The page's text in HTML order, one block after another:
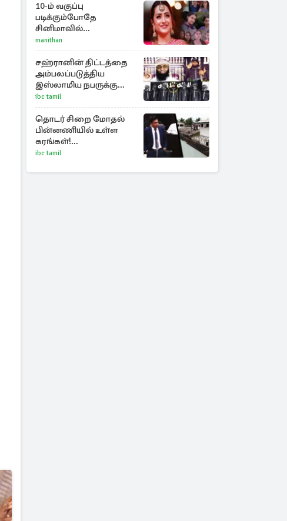
10-ம் வகுப்பு
படிக்கும்போதே
சினிமாவில்
அறிமுகமான த்ரிஷா!
உண்மையை பகிர்ந்த
இயக்குநர் பிரவீன் காந்தி
manithan
சஹ்ரானின் திட்டத்தை
அம்பலப்படுத்திய
இஸ்லாமிய நபருக்கு
நேர்ந்த கதி
ibc tamil
தொடர் சிறை மோதல்
பின்னணியில் உள்ள
கரங்கள்!
அரசாங்கத்துக்கு
தகவல்
ibc tamil